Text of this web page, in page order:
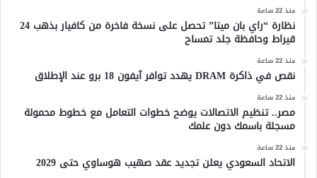
منذ 22 ساعة
نظارة “راي بان ميتا” تحصل على نسخة فاخرة من كافيار بذهب 24
قيراط وحافظة جلد تمساح
منذ 22 ساعة
نقص في ذاكرة DRAM يهدد توافر آيفون 18 برو عند الإطلاق
منذ 22 ساعة
مصر.. تنظيم الاتصالات يوضح خطوات التعامل مع خطوط محمولة
مسجلة باسمك دون علمك
منذ 22 ساعة
الاتحاد السعودي يعلن تجديد عقد صهيب هوساوي حتى 2029